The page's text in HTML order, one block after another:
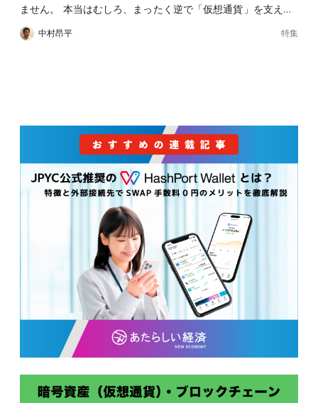
ません。 本当はむしろ、まったく逆で「仮想通貨」を支え…
中村昂平 特集